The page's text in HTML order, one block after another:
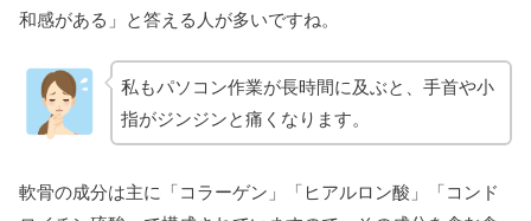
和感がある」と答える人が多いですね。
私もパソコン作業が長時間に及ぶと、手首や小
指がジンジンと痛くなります。
軟骨の成分は主に「コラーゲン」「ヒアルロン酸」「コンド